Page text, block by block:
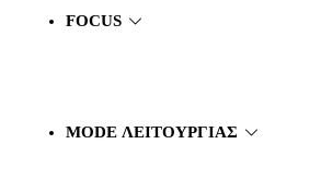
FOCUS
MODE ΛΕΙΤΟΥΡΓΊΑΣ